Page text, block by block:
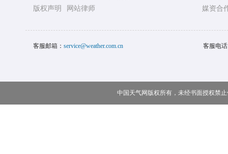
版权声明
网站律师
媒资合
客服邮箱： service@weather.com.cn 客服电
中国天气网版权所有，未经书面授权